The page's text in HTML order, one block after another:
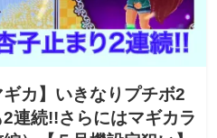
カ】いきなりプチボ2
連続!!さらにはマギカラ